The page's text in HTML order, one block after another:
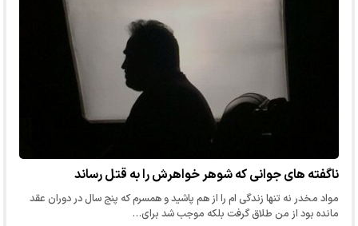
ناگفته های جوانی که شوهر خواهرش را به قتل رساند
مواد مخدر نه تنها زندگی ام را از هم پاشید و همسرم که پنج سال در دوران عقد
مانده بود از من طلاق گرفت بلکه موجب شد برای…